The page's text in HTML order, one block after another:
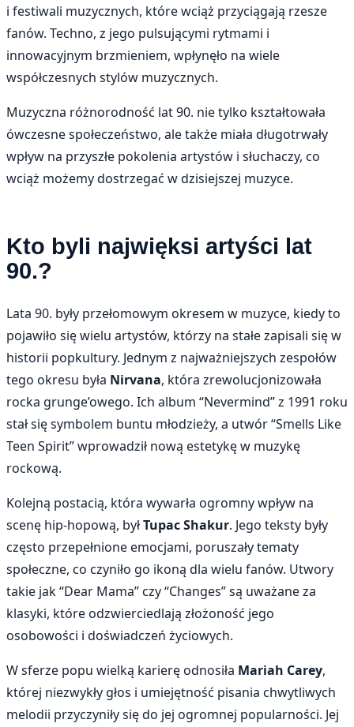
i festiwali muzycznych, które wciąż przyciągają rzesze
fanów. Techno, z jego pulsującymi rytmami i
innowacyjnym brzmieniem, wpłynęło na wiele
współczesnych stylów muzycznych.
Muzyczna różnorodność lat 90. nie tylko kształtowała
ówczesne społeczeństwo, ale także miała długotrwały
wpływ na przyszłe pokolenia artystów i słuchaczy, co
wciąż możemy dostrzegać w dzisiejszej muzyce.
Kto byli najwięksi artyści lat
90.?
Lata 90. były przełomowym okresem w muzyce, kiedy to
pojawiło się wielu artystów, którzy na stałe zapisali się w
historii popkultury. Jednym z najważniejszych zespołów
tego okresu była Nirvana, która zrewolucjonizowała
rocka grunge’owego. Ich album “Nevermind” z 1991 roku
stał się symbolem buntu młodzieży, a utwór “Smells Like
Teen Spirit” wprowadził nową estetykę w muzykę
rockową.
Kolejną postacią, która wywarła ogromny wpływ na
scenę hip-hopową, byłTupac Shakur. Jego teksty były
często przepełnione emocjami, poruszały tematy
społeczne, co czyniło go ikoną dla wielu fanów. Utwory
takie jak “Dear Mama” czy “Changes” są uważane za
klasyki, które odzwierciedlają złożoność jego
osobowości i doświadczeń życiowych.
W sferze popu wielką karierę odnosiła Mariah Carey,
której niezwykły głos i umiejętność pisania chwytliwych
melodii przyczyniły się do jej ogromnej popularności. Jej